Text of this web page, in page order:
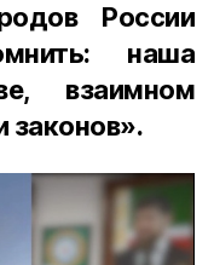
России
наша
взаимном
законов».